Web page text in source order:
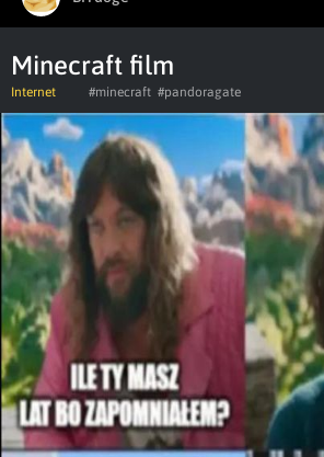
Minecraft film
Internet #minecraft #pandoragate